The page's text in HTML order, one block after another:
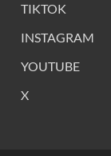
TIKTOK
INSTAGRAM
YOUTUBE
X